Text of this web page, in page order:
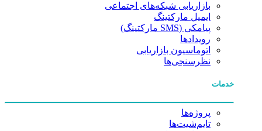
بازاریابی شبکه‌های اجتماعی
ایمیل مارکتینگ
پیامکی (SMS مارکتینگ)
رویدادها
اتوماسیون بازاریابی
نظرسنجی‌ها
خدمات
پروژه‌ها
تایم‌شیت‌ها